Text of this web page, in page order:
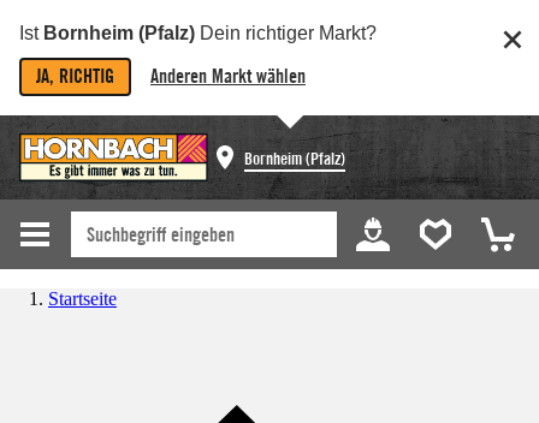
Ist Bornheim (Pfalz) Dein richtiger Markt?
JA, RICHTIG Anderen Markt wählen
Bornheim (Pfalz)
Startseite